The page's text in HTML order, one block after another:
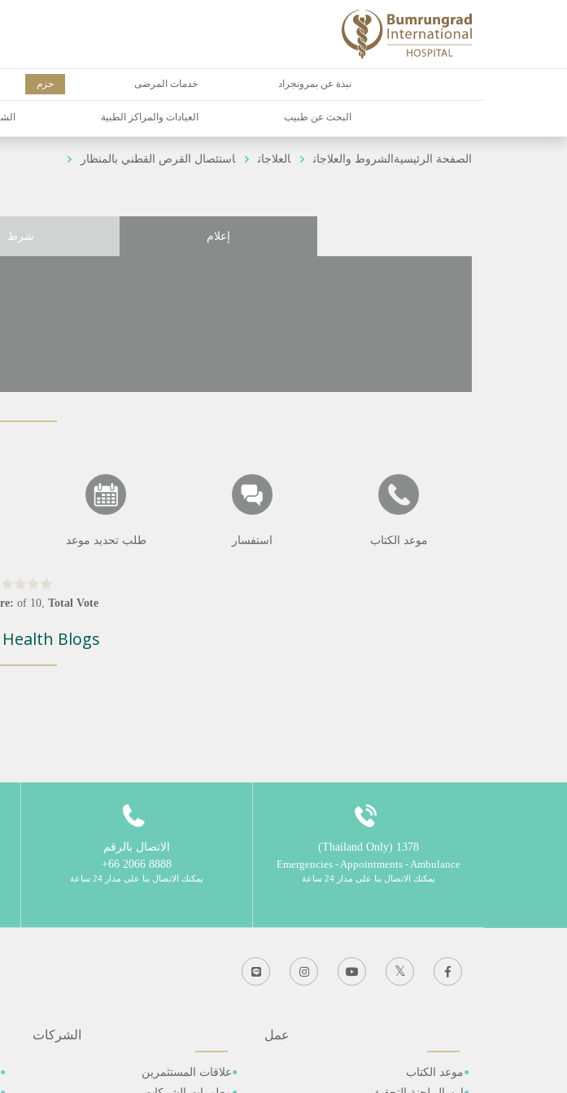
نبذة عن بمرونجراد خدمات المرضى حزم
البحث عن طبيب العيادات والمراكز الطبية
الصفحة الرئيسية الشروط والعلاجات العلاجات استئصال القرص القطني بالمنظار
إعلام شرط
موعد الكتاب استفسار طلب تحديد موعد
of 10 Total Vote:
Blogs
1378 (Thailand Only)
Emergencies - Appointments - Ambulance
يمكنك الاتصال بنا على مدار 24 ساعة
الاتصال بالرقم
8888 2066 66+
يمكنك الاتصال بنا على مدار 24 ساعة
عمل
موعد الكتاب
الشركات
علاقات المستثمرين